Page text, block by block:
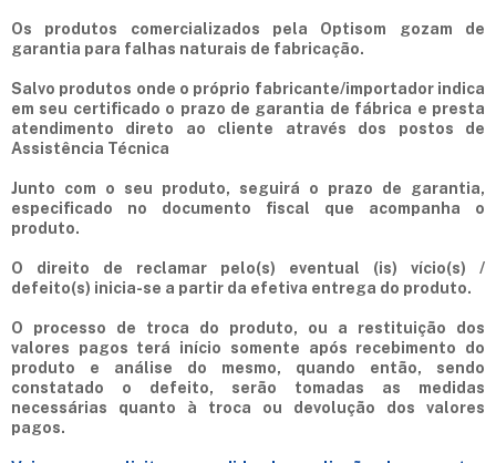
Os produtos comercializados pela Optisom gozam de
garantia para falhas naturais de fabricação.
Salvo produtos onde o próprio fabricante/importador indica
em seu certificado o prazo de garantia de fábrica e presta
atendimento direto ao cliente através dos postos de
Assistência Técnica
Junto com o seu produto, seguirá o prazo de garantia,
especificado no documento fiscal que acompanha o
produto.
O direito de reclamar pelo(s) eventual (is) vício(s) /
defeito(s) inicia-se a partir da efetiva entrega do produto.
O processo de troca do produto, ou a restituição dos
valores pagos terá início somente após recebimento do
produto e análise do mesmo, quando então, sendo
constatado o defeito, serão tomadas as medidas
necessárias quanto à troca ou devolução dos valores
pagos.